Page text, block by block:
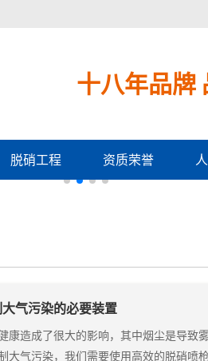
十八年品牌
脱硝工程 资质荣誉
气污染的必要装置
康造成了很大的影响，其中烟尘是导
大气污染，我们需要使用高效的脱硝